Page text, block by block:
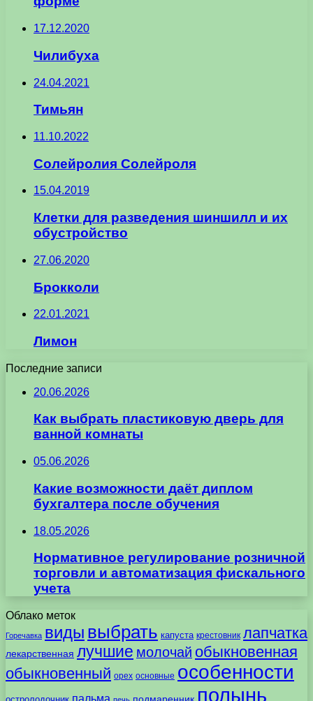
17.12.2020
Чилибуха
24.04.2021
Тимьян
11.10.2022
Солейролия Солейроля
15.04.2019
Клетки для разведения шиншилл и их
обустройство
27.06.2020
Брокколи
22.01.2021
Лимон
Последние записи
20.06.2026
Как выбрать пластиковую дверь для
ванной комнаты
05.06.2026
Какие возможности даёт диплом
бухгалтера после обучения
18.05.2026
Нормативное регулирование розничной
торговли и автоматизация фискального
учета
Облако меток
Горечавка виды выбрать капуста крестовник лапчатка
лекарственная лучшие молочай обыкновенная
обыкновенный орех основные особенности
пальма полынь